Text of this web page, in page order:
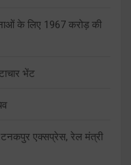
के लिए 1967 करोड़ की
भेंट
एक्सप्रेस, रेल मंत्री